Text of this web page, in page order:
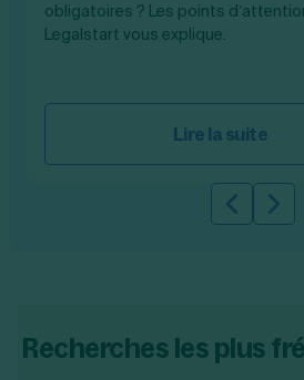
obligatoires ? Les points
Legalstart vous explique.
Lire la suite
Slide
Recherches les plus